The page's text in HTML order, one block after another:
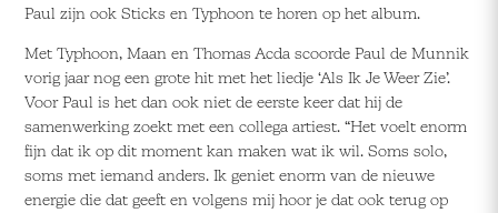
Paul zijn ook Sticks en Typhoon te horen op het album.
Met Typhoon, Maan en Thomas Acda scoorde Paul de Munnik
vorig jaar nog een grote hit met het liedje ‘Als Ik Je Weer Zie’.
Voor Paul is het dan ook niet de eerste keer dat hij de
samenwerking zoekt met een collega artiest. “Het voelt enorm
fijn dat ik op dit moment kan maken wat ik wil. Soms solo,
soms met iemand anders. Ik geniet enorm van de nieuwe
energie die dat geeft en volgens mij hoor je dat ook terug op